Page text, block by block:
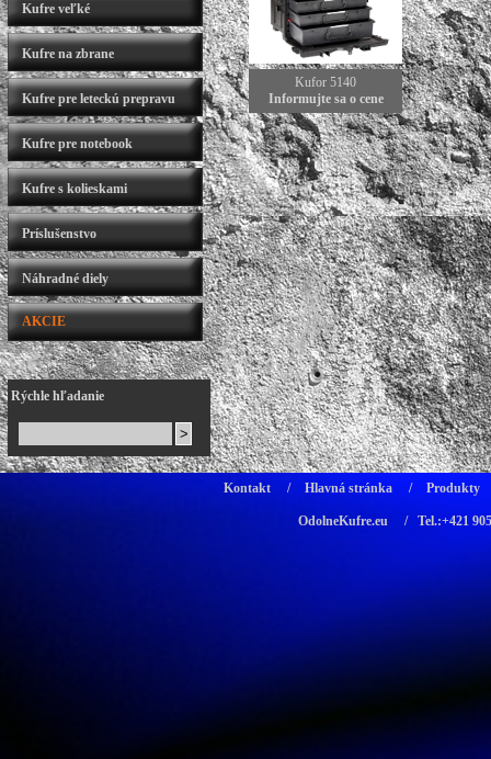
Kufre veľké
Kufre na zbrane
Kufre pre leteckú prepravu
Kufre pre notebook
Kufre s kolieskami
Príslušenstvo
Náhradné diely
AKCIE
Rýchle hľadanie
Kufor 5140
Informujte sa o cene
Kontakt / Hlavná stránka / Produkty
OdolneKufre.eu / Tel.:+421